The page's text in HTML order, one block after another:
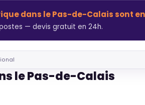
dans le Pas-de-Calais sont en
— devis gratuit en 24h.
le Pas-de-Calais